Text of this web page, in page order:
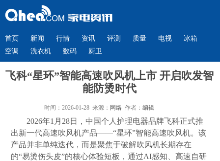
首页 新闻 行情 资讯 评测 质量 电视
冰箱
空调
洗衣机 数码 厨卫
飞科“星环”智能高速吹风机上市 开启吹发智
能防烫时代
时间：2026-01-28 来源： 网络作者： 编辑
2026年1月28日，中国个人护理电器品牌飞科正式推
出新一代高速吹风机产品——“星环”智能高速吹风机。该
产品并非单纯迭代，而是聚焦于破解吹风机长期存在
的“易烫伤头皮”的核心体验短板，通过AI感知、高速自研